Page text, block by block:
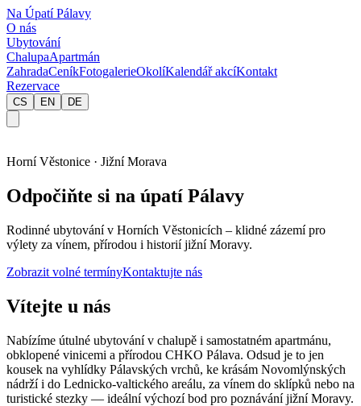
Na Úpatí Pálavy
O nás
Ubytování
ChalupaApartmán
ZahradaCeníkFotogalerieOkolíKalendář akcíKontakt
Rezervace
CS EN DE
Horní Věstonice · Jižní Morava
Odpočiňte si na úpatí Pálavy
Rodinné ubytování v Horních Věstonicích – klidné zázemí pro
výlety za vínem, přírodou i historií jižní Moravy.
Zobrazit volné termínyKontaktujte nás
Vítejte u nás
Nabízíme útulné ubytování v chalupě i samostatném apartmánu,
obklopené vinicemi a přírodou CHKO Pálava. Odsud je to jen
kousek na vyhlídky Pálavských vrchů, ke krásám Novomlýnských
nádrží i do Lednicko-valtického areálu, za vínem do sklípků nebo na
turistické stezky — ideální výchozí bod pro poznávání jižní Moravy.